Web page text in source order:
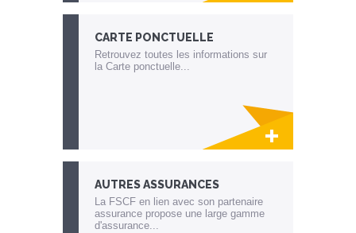
CARTE PONCTUELLE
Retrouvez toutes les informations sur
la Carte ponctuelle...
AUTRES ASSURANCES
La FSCF en lien avec son partenaire
assurance propose une large gamme
d'assurance...